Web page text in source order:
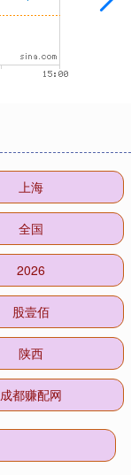
上海
全国
2026
股壹佰
陕西
成都赚配网